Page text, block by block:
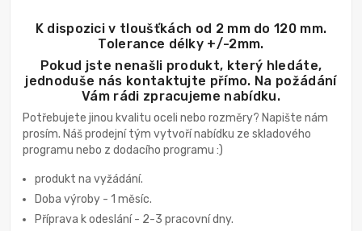
K dispozici v tloušťkách od 2 mm do 120 mm.
Tolerance délky +/-2mm.
Pokud jste nenašli produkt, který hledáte,
jednoduše nás kontaktujte přímo. Na požádání
Vám rádi zpracujeme nabídku.
Potřebujete jinou kvalitu oceli nebo rozměry? Napište nám
prosím. Náš prodejní tým vytvoří nabídku ze skladového
programu nebo z dodacího programu :)
produkt na vyžádání.
Doba výroby - 1 měsíc.
Příprava k odeslání - 2-3 pracovní dny.